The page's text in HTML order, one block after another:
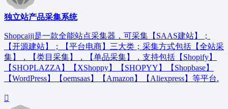
独立站产品采集系统
Shopcaiji是一款全能站点采集器，可采集【SAAS建站】；
【开源建站】；【平台电商】三大类；采集方式包括【全站采
集】，【类目采集】，【单品采集】，支持包括【Shopify】
【SHOPLAZZA】【XShoppy】【SHOPYY】【Shopbase】
【WordPress】【oemsaas】【Amazon】【Aliexpress】等平台.